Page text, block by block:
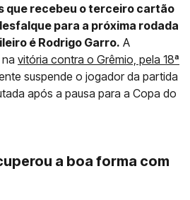
que recebeu o terceiro cartão
para a próxima rodada
é Rodrigo Garro. A
vitória contra o Grêmio, pela 18ª
suspende o jogador da partida
após a pausa para a Copa do
a boa forma com